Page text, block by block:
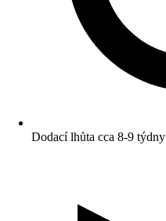
Dodací lhůta cca 8-9 týdny